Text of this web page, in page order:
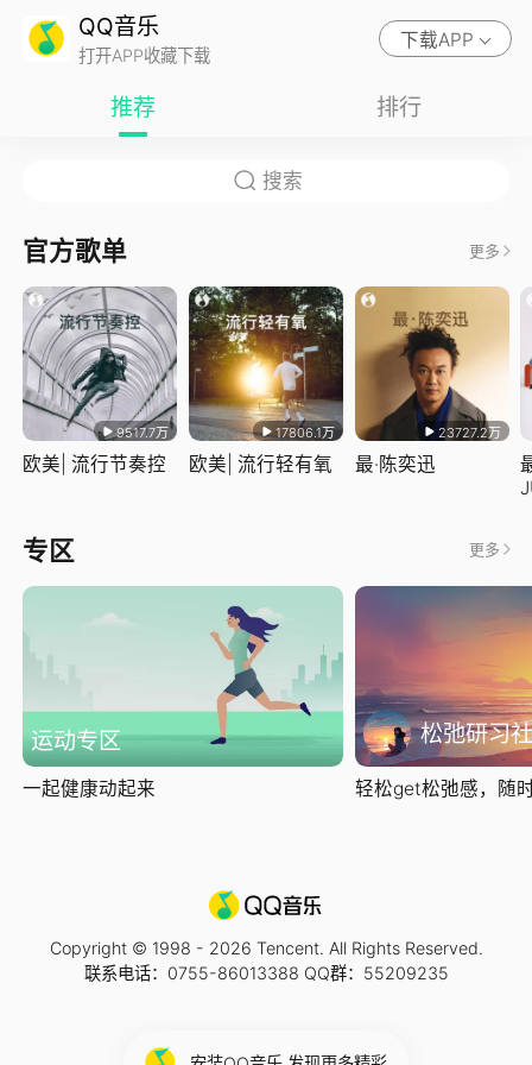
QQ音乐
打开APP收藏下载
下载APP
推荐 排行
官方歌单 更多
9517.7万
欧美| 流行节奏控
17806.1万
欧美| 流行轻有氧
23727.2万
最·陈奕迅
专区 更多
运动专区
一起健康动起来
松弛研习社
轻松get松弛感，随
Copyright © 1998 - 2026 Tencent. All Rights Reserved.
联系电话：0755-86013388 QQ群：55209235